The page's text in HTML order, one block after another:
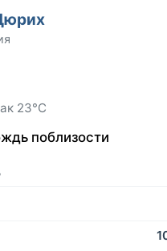
23°C
поблизости